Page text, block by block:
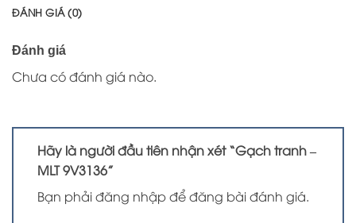
ĐÁNH GIÁ (0)
Đánh giá
Chưa có đánh giá nào.
Hãy là người đầu tiên nhận xét “Gạch tranh –
MLT 9V3136”
Bạn phảiđăng nhậpđể đăng bài đánh giá.